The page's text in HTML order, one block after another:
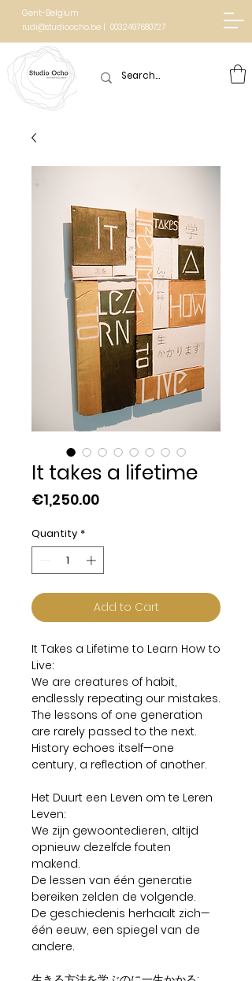
Gent-Belgium
rudi@studioocho.be | 0032497680727
It takes a lifetime
€1,250.00Price
Quantity *
Add to Cart
It Takes a Lifetime to Learn How to
Live:
We are creatures of habit,
endlessly repeating our mistakes.
The lessons of one generation
are rarely passed to the next.
History echoes itself—one
century, a reflection of another.
Het Duurt een Leven om te Leren
Leven:
We zijn gewoontedieren, altijd
opnieuw dezelfde fouten
makend.
De lessen van één generatie
bereiken zelden de volgende.
De geschiedenis herhaalt zich—
één eeuw, een spiegel van de
andere.